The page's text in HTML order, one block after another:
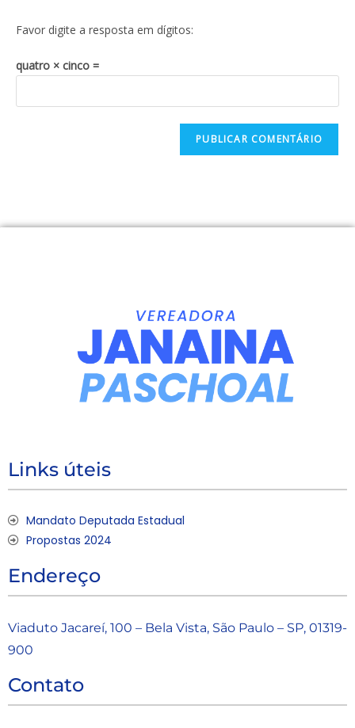
Favor digite a resposta em dígitos:
quatro × cinco =
Links úteis
Mandato Deputada Estadual
Propostas 2024
Endereço
Viaduto Jacareí, 100 – Bela Vista, São Paulo – SP, 01319-
900
Contato